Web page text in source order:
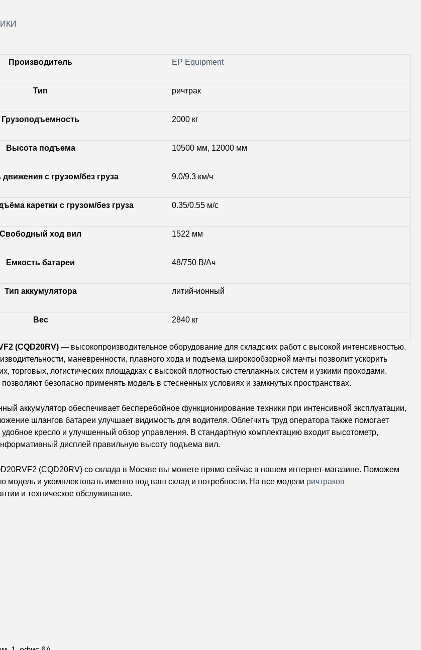
Производитель EP Equipment
Тип ричтрак
Грузоподъемность 2000 кг
Высота подъема 10500 мм, 12000 мм
с грузом/без груза 9.0/9.3 км/ч
каретки с грузом/без груза 0.35/0.55 м/с
Свободный ход вил 1522 мм
Емкость батареи 48/750 В/Ач
Тип аккумулятора литий-ионный
Вес 2840 кг
(CQD20RV) — высокопроизводительное оборудование для складских работ с высокой интенсивностью.
маневренности, плавного хода и подъема широкообзорной мачты позволит ускорить
торговых, логистических площадках с высокой плотностью стеллажных систем и узкими проходами.
безопасно применять модель в стесненных условиях и замкнутых пространствах.
аккумулятор обеспечивает бесперебойное функционирование техники при интенсивной эксплуатации,
шлангов батареи улучшает видимость для водителя. Облегчить труд оператора также помогает
кресло и улучшенный обзор управления. В стандартную комплектацию входит высотометр,
дисплей правильную высоту подъема вил.
(CQD20RV)со склада в Москве вы можете прямо сейчас в нашем интернет-магазине. Поможем
модель и укомплектовать именно под ваш склад и потребности. На все модели ричтраков
и техническое обслуживание.